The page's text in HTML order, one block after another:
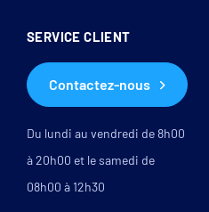
SERVICE CLIENT
Contactez-nous
Du lundi au vendredi de 8h00
à 20h00 et le samedi de
08h00 à 12h30